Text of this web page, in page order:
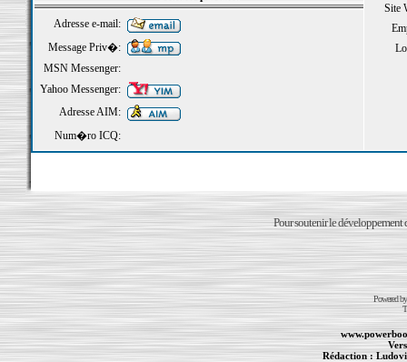
Site
Adresse e-mail:
Message Priv�:
MSN Messenger:
Yahoo Messenger:
Adresse AIM:
Num�ro ICQ:
Pour soutenir le développement
Powered
Rédaction :